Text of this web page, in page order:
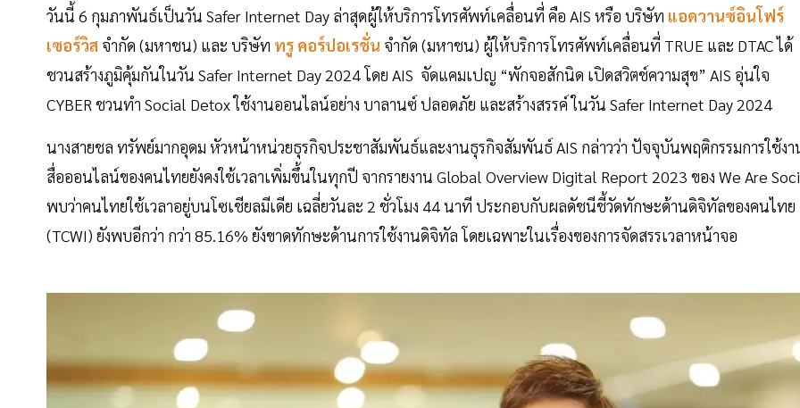
วันนี้ 6 กุมภาพันธ์เป็นวัน Safer Internet Day ล่าสุดผู้ให้บริการโทรศัพท์เคลื่อนที่ คือ AIS หรือ บริษัท แอดวานซ์อินโฟร์
เซอร์วิส จำกัด (มหาชน) และ บริษัท ทรู คอร์ปอเรชั่น จำกัด (มหาชน) ผู้ให้บริการโทรศัพท์เคลื่อนที่ TRUE และ DTAC ได้
ชวนสร้างภูมิคุ้มกันในวัน Safer Internet Day 2024 โดย AIS จัดแคมเปญ “พักจอสักนิด เปิดสวิตช์ความสุข” AIS อุ่นใจ
CYBER ชวนทำ Social Detox ใช้งานออนไลน์อย่าง บาลานซ์ ปลอดภัย และสร้างสรรค์ ในวัน Safer Internet Day 2024
นางสายชล ทรัพย์มากอุดม หัวหน้าหน่วยธุรกิจประชาสัมพันธ์และงานธุรกิจสัมพันธ์ AIS กล่าวว่า ปัจจุบันพฤติกรรมการใช้ง
สื่อออนไลน์ของคนไทยยังคงใช้เวลาเพิ่มขึ้นในทุกปี จากรายงาน Global Overview Digital Report 2023 ของ We Are
พบว่าคนไทยใช้เวลาอยู่บนโซเชียลมีเดีย เฉลี่ยวันละ 2 ชั่วโมง 44 นาที ประกอบกับผลดัชนีชี้วัดทักษะด้านดิจิทัลของคนไทย
(TCWI) ยังพบอีกว่า กว่า 85.16% ยังขาดทักษะด้านการใช้งานดิจิทัล โดยเฉพาะในเรื่องของการจัดสรรเวลาหน้าจอ